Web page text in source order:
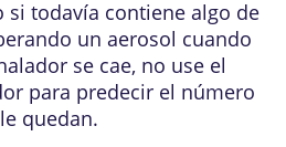
si todavía contiene algo de
un aerosol cuando
se cae, no use el
para predecir el número
quedan.